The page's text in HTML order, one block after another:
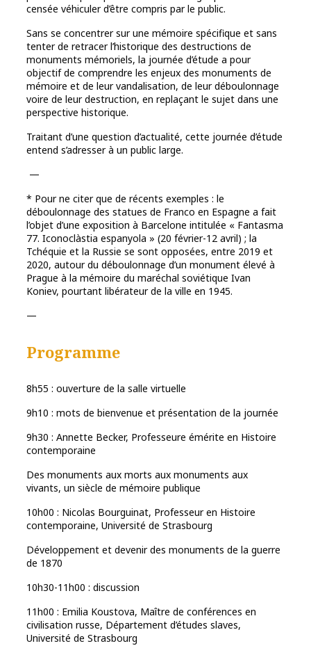
censée véhiculer d’être compris par le public.
Sans se concentrer sur une mémoire spécifique et sans
tenter de retracer l’historique des destructions de
monuments mémoriels, la journée d’étude a pour
objectif de comprendre les enjeux des monuments de
mémoire et de leur vandalisation, de leur déboulonnage
voire de leur destruction, en replaçant le sujet dans une
perspective historique.
Traitant d’une question d’actualité, cette journée d’étude
entend s’adresser à un public large.
—
* Pour ne citer que de récents exemples : le
déboulonnage des statues de Franco en Espagne a fait
l’objet d’une exposition à Barcelone intitulée « Fantasma
77. Iconoclàstia espanyola » (20 février-12 avril) ; la
Tchéquie et la Russie se sont opposées, entre 2019 et
2020, autour du déboulonnage d’un monument élevé à
Prague à la mémoire du maréchal soviétique Ivan
Koniev, pourtant libérateur de la ville en 1945.
—
Programme
8h55 : ouverture de la salle virtuelle
9h10 : mots de bienvenue et présentation de la journée
9h30 : Annette Becker, Professeure émérite en Histoire
contemporaine
Des monuments aux morts aux monuments aux
vivants, un siècle de mémoire publique
10h00 : Nicolas Bourguinat, Professeur en Histoire
contemporaine, Université de Strasbourg
Développement et devenir des monuments de la guerre
de 1870
10h30-11h00 : discussion
11h00 : Emilia Koustova, Maître de conférences en
civilisation russe, Département d’études slaves,
Université de Strasbourg